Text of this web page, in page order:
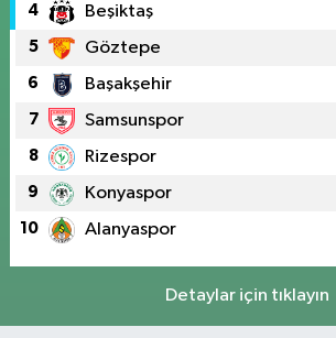
4 Beşiktaş
5 Göztepe
6 Başakşehir
7 Samsunspor
8 Rizespor
9 Konyaspor
10 Alanyaspor
Detaylar için tıklayın